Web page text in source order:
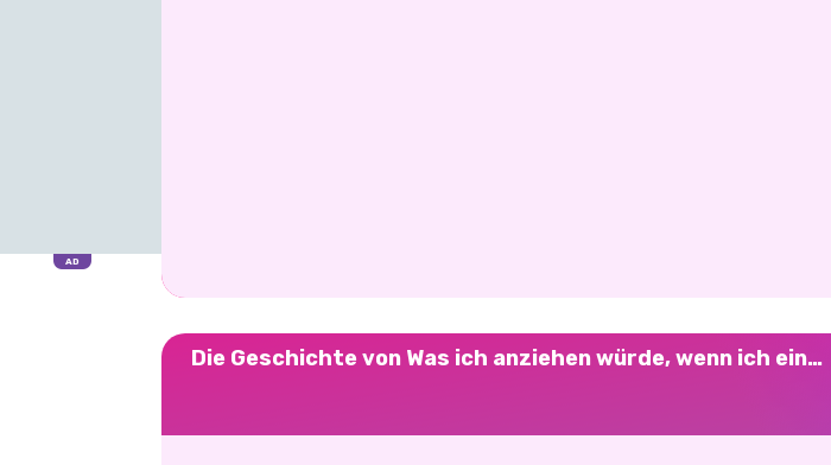
Die Geschichte von Was ich anziehen würde, wenn ich ein…